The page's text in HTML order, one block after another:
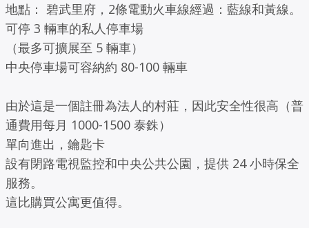
地點： 碧武里府，2條電動火車線經過：藍線和黃線。
可停 3 輛車的私人停車場
（最多可擴展至 5 輛車）
中央停車場可容納約 80-100 輛車
由於這是一個註冊為法人的村莊，因此安全性很高（普
通費用每月 1000-1500 泰銖）
單向進出，鑰匙卡
設有閉路電視監控和中央公共公園，提供 24 小時保全
服務。
這比購買公寓更值得。